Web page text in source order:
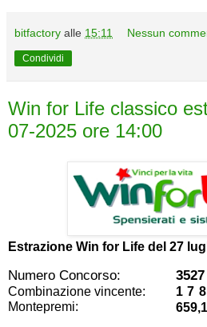
bitfactory alle 15:11 Nessun
Condividi
Win for Life classico
07-2025 ore 14:00
Estrazione Win for Life del 27
Numero Concorso: 3527
Combinazione vincente:
1 7
Montepremi: